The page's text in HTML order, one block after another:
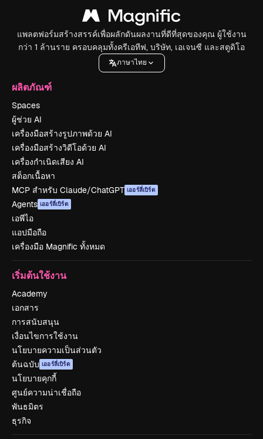
แพลตฟอร์มสร้างสรรค์เพื่อผลักดันผลงานที่ดีที่สุดของคุณ ผู้ใช้งาน
กว่า 1 ล้านราย ครอบคลุมทั้งครีเอทีฟ, บริษัท, เอเจนซี และสตูดิโอ
ภาษาไทย
ผลิตภัณฑ์
Spaces
ผู้ช่วย AI
เครื่องมือสร้างรูปภาพด้วย AI
เครื่องมือสร้างวิดีโอด้วย AI
เครื่องกำเนิดเสียง AI
สต็อกเนื้อหา
MCP สำหรับ Claude/ChatGPT เออร์ลี่เบิร์ด
Agents เออร์ลี่เบิร์ด
เอพีไอ
แอปมือถือ
เครื่องมือ Magnific ทั้งหมด
เริ่มต้นใช้งาน
Academy
เอกสาร
การสนับสนุน
เงื่อนไขการใช้งาน
นโยบายความเป็นส่วนตัว
ต้นฉบับ เออร์ลี่เบิร์ด
นโยบายคุกกี้
ศูนย์ความน่าเชื่อถือ
พันธมิตร
ธุรกิจ